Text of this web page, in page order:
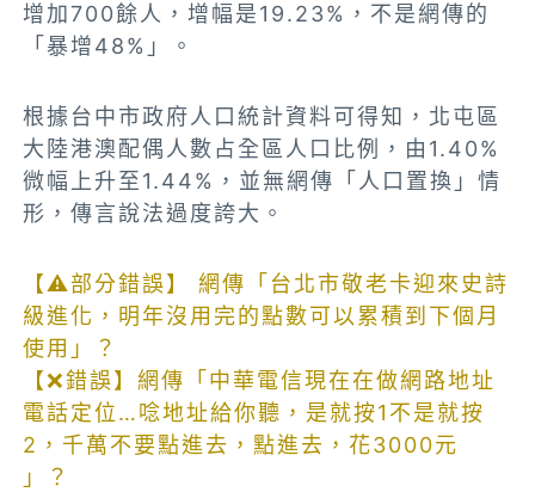
增加700餘人，增幅是19.23%，不是網傳的
「暴增48%」。
根據台中市政府人口統計資料可得知，北屯區
大陸港澳配偶人數占全區人口比例，由1.40%
微幅上升至1.44%，並無網傳「人口置換」情
形，傳言說法過度誇大。
【⚠️部分錯誤】 網傳「台北市敬老卡迎來史詩
級進化，明年沒用完的點數可以累積到下個月
使用」？
【❌錯誤】網傳「中華電信現在在做網路地址
電話定位…唸地址給你聽，是就按1不是就按
2，千萬不要點進去，點進去，花3000元
」？